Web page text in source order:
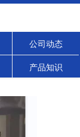
公司动态
产品知识